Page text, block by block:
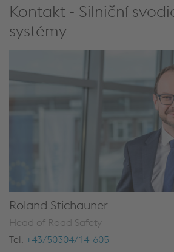
Kontakt - Silniční
systémy
Roland Stichauner
Head of Road Safety
Tel. +43/50304/14-605